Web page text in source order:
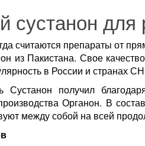
сустанон
считаются препараты от
из Пакистана. Свое
в России и странах
Сустанон получил
Органон. В
между собой на всей